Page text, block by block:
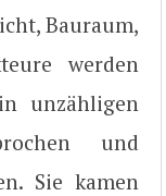
Bauraum,
werden
unzähligen
und
Sie kamen